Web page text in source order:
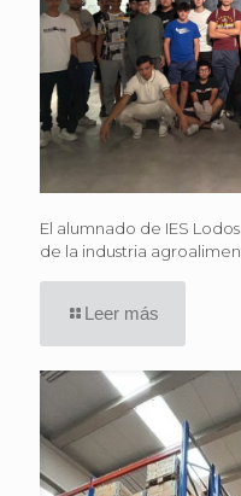
El alumnado de IES
de la industria
Leer más